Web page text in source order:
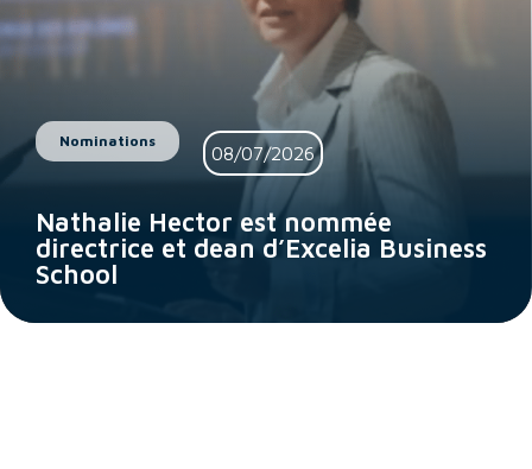
Nominations
08/07/2026
Nathalie Hector est nommée
directrice et dean d’Excelia Business
School